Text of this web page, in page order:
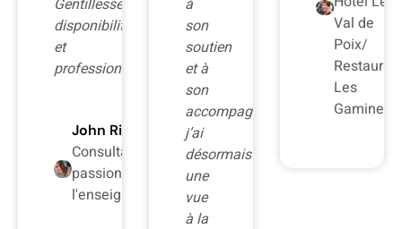
disponibilité
et
professionnalisme.
John Rizzo
Consultant IT
passionné par
l'enseignement
son
soutien
et à
son
accompagnement,
j’ai
désormais
une
vue
à la
Val de
Poix/
Les
Gamines